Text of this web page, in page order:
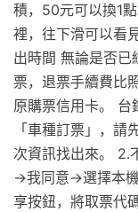
積，50元可以換1
裡，往下滑可以看
出時間 無論是否
票，退票手續費比
原購票信用卡。 台
「車種訂票」，
次資訊找出來。 2.
→我同意→選擇本
享按鈕，將取票代